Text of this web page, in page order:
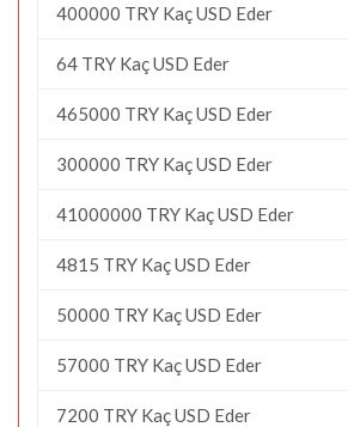
400000 TRY Kaç USD Eder
64 TRY Kaç USD Eder
465000 TRY Kaç USD Eder
300000 TRY Kaç USD Eder
41000000 TRY Kaç USD Eder
4815 TRY Kaç USD Eder
50000 TRY Kaç USD Eder
57000 TRY Kaç USD Eder
7200 TRY Kaç USD Eder